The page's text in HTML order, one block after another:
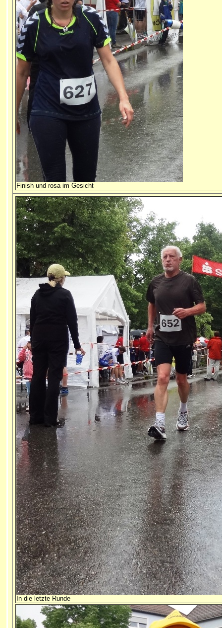
Finish und rosa im Gesicht
In die letzte Runde